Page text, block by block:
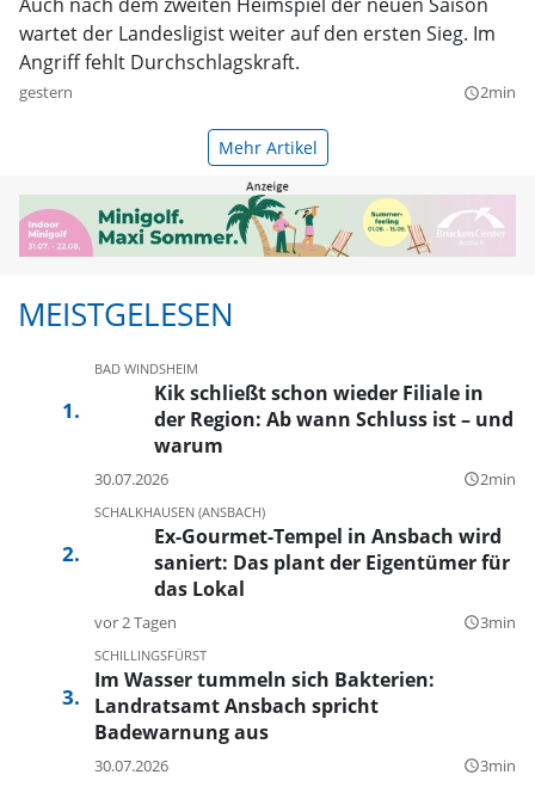
wartet der Landesligist weiter auf den ersten Sieg. Im
Angriff fehlt Durchschlagskraft.
gestern query_builder2min
Mehr Artikel
MEISTGELESEN
BAD WINDSHEIM
Kik schließt schon wieder Filiale in
der Region: Ab wann Schluss ist – und
warum
30.07.2026 query_builder2min
SCHALKHAUSEN (ANSBACH)
Ex-Gourmet-Tempel in Ansbach wird
saniert: Das plant der Eigentümer für
das Lokal
vor 2 Tagen query_builder3min
SCHILLINGSFÜRST
Im Wasser tummeln sich Bakterien:
Landratsamt Ansbach spricht
Badewarnung aus
30.07.2026 query_builder3min